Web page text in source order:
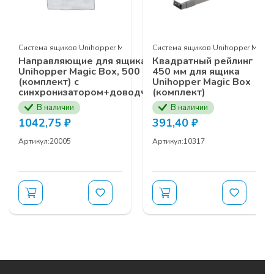
BoxСистема ящиков Unihopper Magic Box
Направляющие для ящика
Unihopper Magic Box, 500 мм
(комплект) с
синхронизатором+доводчиком
В наличии
1042,75 ₽
Артикул:20005
Система ящиков Unihopper Magic
Квадратный рейлинг
450 мм для ящика
Unihopper Magic Box
(комплект)
В наличии
391,40 ₽
Артикул:10317
ТЕМЫ СЕМИНАРА:
Выдвижные механизмыUNIHOPPER
Фурнитура кухонного наполнения
UNIHOPPER
Подвесная
MODUS AIR SOFT
(black)
Телескопическая подвесная система
Серия профилей
для распашных
шкафов
MODUS
Серия рамочных профилей